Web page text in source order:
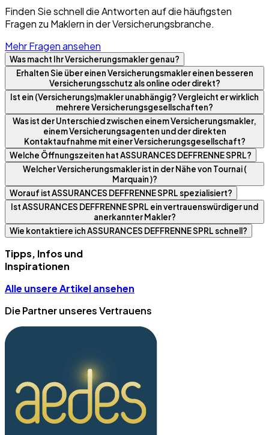
Finden Sie schnell die Antworten auf die häufigsten
Fragen zu Maklern in der Versicherungsbranche.
Mehr Fragen ansehen
Was macht Ihr Versicherungsmakler genau?
Erhalten Sie über einen Versicherungsmakler einen besseren
Versicherungsschutz als online oder direkt?
Ist ein (Versicherungs)makler unabhängig? Vergleicht er wirklich
mehrere Versicherungsgesellschaften?
Was ist der Unterschied zwischen einem Versicherungsmakler,
einem Versicherungsagenten und der direkten
Kontaktaufnahme mit einer Versicherungsgesellschaft?
Welche Öffnungszeiten hat ASSURANCES DEFFRENNE SPRL?
Welcher Versicherungsmakler ist in der Nähe von Tournai (
Marquain )?
Worauf ist ASSURANCES DEFFRENNE SPRL spezialisiert?
Ist ASSURANCES DEFFRENNE SPRL ein vertrauenswürdiger und
anerkannter Makler?
Wie kontaktiere ich ASSURANCES DEFFRENNE SPRL schnell?
Tipps, Infos und
Inspirationen
Alle unsere Artikel ansehen
Die Partner unseres Vertrauens